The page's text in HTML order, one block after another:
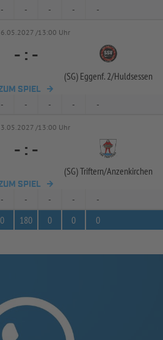
- - - - -
/13:00 Uhr
- : -
(SG) Eggenf. 2/Huldsessen
SPIEL
- - - - -
/13:00 Uhr
- : -
(SG) Triftern/Anzenkirchen
SPIEL
- - - -
-
0 180 0 0 0